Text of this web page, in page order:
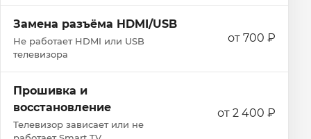
Замена разъёма HDMI/USB
Не работает HDMI или USB
телевизора
от 700 ₽
Прошивка и
восстановление
Телевизор зависает или не
от 2 400 ₽